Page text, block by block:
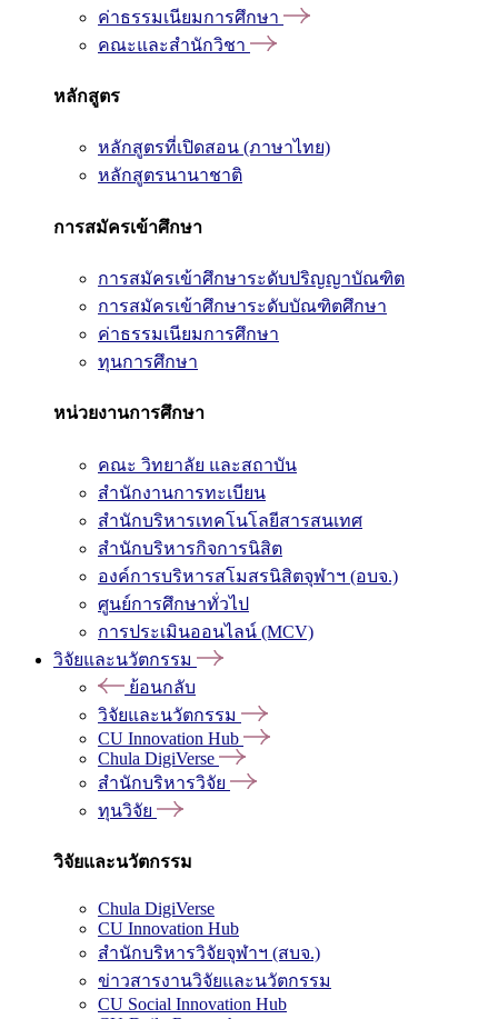
ค่าธรรมเนียมการศึกษา
คณะและสำนักวิชา
หลักสูตร
หลักสูตรที่เปิดสอน (ภาษาไทย)
หลักสูตรนานาชาติ
การสมัครเข้าศึกษา
การสมัครเข้าศึกษาระดับปริญญาบัณฑิต
การสมัครเข้าศึกษาระดับบัณฑิตศึกษา
ค่าธรรมเนียมการศึกษา
ทุนการศึกษา
หน่วยงานการศึกษา
คณะ วิทยาลัย และสถาบัน
สำนักงานการทะเบียน
สำนักบริหารเทคโนโลยีสารสนเทศ
สำนักบริหารกิจการนิสิต
องค์การบริหารสโมสรนิสิตจุฬาฯ (อบจ.)
ศูนย์การศึกษาทั่วไป
การประเมินออนไลน์ (MCV)
วิจัยและนวัตกรรม
ย้อนกลับ
วิจัยและนวัตกรรม
CU Innovation Hub
Chula DigiVerse
สำนักบริหารวิจัย
ทุนวิจัย
วิจัยและนวัตกรรม
Chula DigiVerse
CU Innovation Hub
สำนักบริหารวิจัยจุฬาฯ (สบจ.)
ข่าวสารงานวิจัยและนวัตกรรม
CU Social Innovation Hub